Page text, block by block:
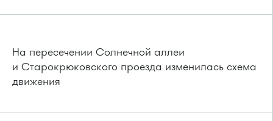
На пересечении Солнечной аллеи
и Старокрюковского проезда изменилась схема
движения